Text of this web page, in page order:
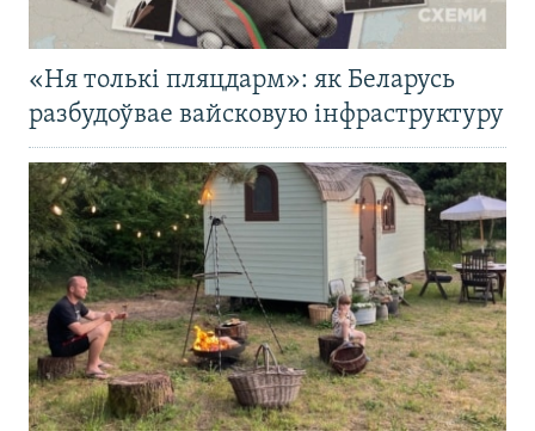
«Ня толькі пляцдарм»: як Беларусь
разбудоўвае вайсковую інфраструктуру